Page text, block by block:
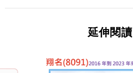
延伸閱讀